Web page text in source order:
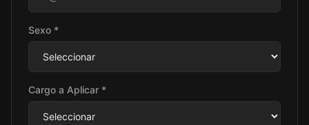
Sexo *
Cargo a Aplicar *